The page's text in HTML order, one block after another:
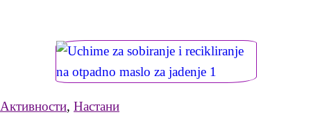
Активности, Настани